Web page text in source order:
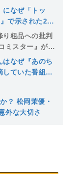
になぜ「トッ
で示された2つ
り粗品への批判
ミスター』がテ
はなぜ『あのち
ていた番組の
？ 松岡茉優・
外な大切さ